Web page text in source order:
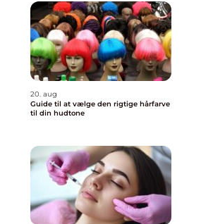
20. aug
Guide til at vælge den rigtige hårfarve
til din hudtone